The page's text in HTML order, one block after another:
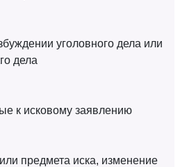
уголовного дела или
дела
к исковому заявлению
предмета иска, изменение